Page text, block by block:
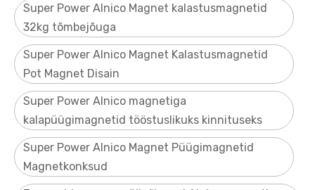
Super Power Alnico Magnet kalastusmagnetid
32kg tõmbejõuga
Super Power Alnico Magnet Kalastusmagnetid
Pot Magnet Disain
Super Power Alnico magnetiga
kalapüügimagnetid tööstuslikuks kinnituseks
Super Power Alnico Magnet Püügimagnetid
Magnetkonksud